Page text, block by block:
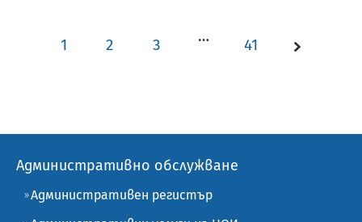
1 2 3 … 41
Административно обслужване
Административен регистър